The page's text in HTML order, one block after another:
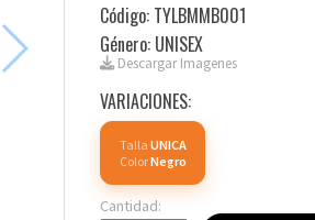
Código: TYLBMMB001
Género: UNISEX
Descargar Imagenes
VARIACIONES:
Talla UNICA
ColorNegro
Cantidad: